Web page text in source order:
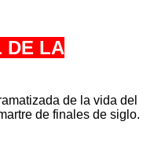
LA
de la vida del
de finales de siglo.